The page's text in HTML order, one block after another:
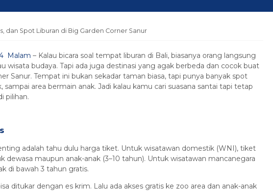
dan Spot Liburan di Big Garden Corner Sanur
Malam – Kalau bicara soal tempat liburan di Bali, biasanya orang langsung
wisata budaya. Tapi ada juga destinasi yang agak berbeda dan cocok buat
Sanur. Tempat ini bukan sekadar taman biasa, tapi punya banyak spot
area bermain anak. Jadi kalau kamu cari suasana santai tapi tetap
pilihan.
adalah tahu dulu harga tiket. Untuk wisatawan domestik (WNI), tiket
dewasa maupun anak-anak (3–10 tahun). Untuk wisatawan mancanegara
di bawah 3 tahun gratis.
ditukar dengan es krim. Lalu ada akses gratis ke zoo area dan anak-anak